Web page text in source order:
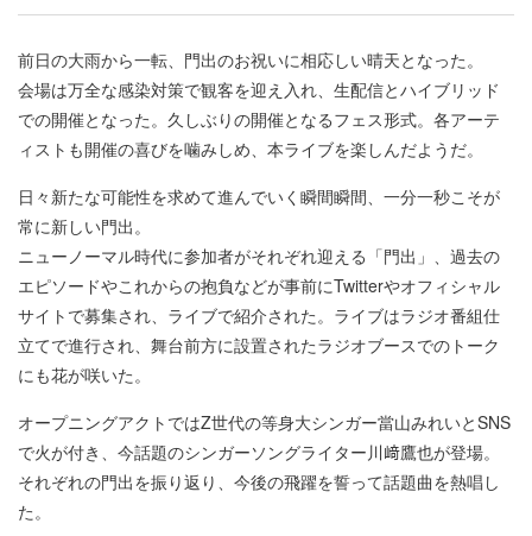
前日の大雨から一転、門出のお祝いに相応しい晴天となった。
会場は万全な感染対策で観客を迎え入れ、生配信とハイブリッド
での開催となった。久しぶりの開催となるフェス形式。各アーテ
ィストも開催の喜びを噛みしめ、本ライブを楽しんだようだ。
日々新たな可能性を求めて進んでいく瞬間瞬間、一分一秒こそが
常に新しい門出。
ニューノーマル時代に参加者がそれぞれ迎える「門出」、過去の
エピソードやこれからの抱負などが事前にTwitterやオフィシャル
サイトで募集され、ライブで紹介された。ライブはラジオ番組仕
立てで進行され、舞台前方に設置されたラジオブースでのトーク
にも花が咲いた。
オープニングアクトではZ世代の等身大シンガー當山みれいとSNS
で火が付き、今話題のシンガーソングライター川﨑鷹也が登場。
それぞれの門出を振り返り、今後の飛躍を誓って話題曲を熱唱し
た。